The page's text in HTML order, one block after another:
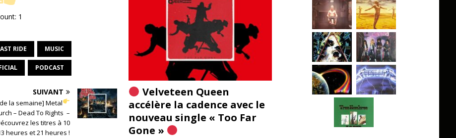
1
RIDE MUSIC
PODCAST
SUIVANT
la semaine] Metal
– Dead To Rights –
les titres à 10
heures et 21 heures !
Velveteen Queen
accélère la cadence avec le
nouveau single « Too Far
Gone »